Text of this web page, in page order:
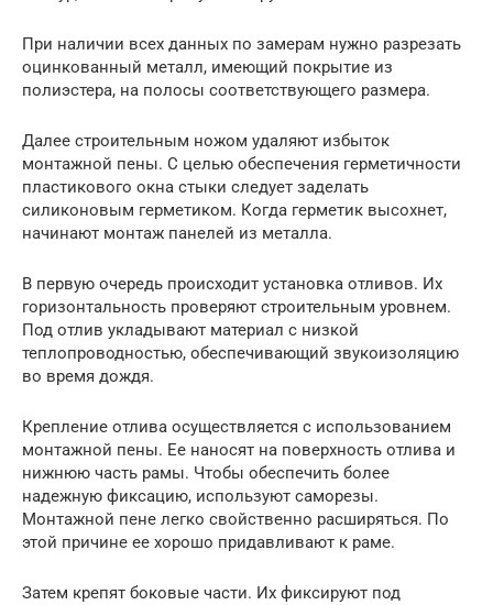
При наличии всех данных по замерам нужно разрезать
оцинкованный металл, имеющий покрытие из
полиэстера, на полосы соответствующего размера.
Далее строительным ножом удаляют избыток
монтажной пены. С целью обеспечения герметичности
пластикового окна стыки следует заделать
силиконовым герметиком. Когда герметик высохнет,
начинают монтаж панелей из металла.
В первую очередь происходит установка отливов. Их
горизонтальность проверяют строительным уровнем.
Под отлив укладывают материал с низкой
теплопроводностью, обеспечивающий звукоизоляцию
во время дождя.
Крепление отлива осуществляется с использованием
монтажной пены. Ее наносят на поверхность отлива и
нижнюю часть рамы. Чтобы обеспечить более
надежную фиксацию, используют саморезы.
Монтажной пене легко свойственно расширяться. По
этой причине ее хорошо придавливают к раме.
Затем крепят боковые части. Их фиксируют под